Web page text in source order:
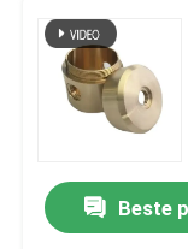
Beste